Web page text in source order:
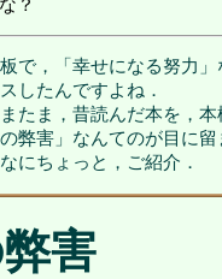
？
で，「幸せになる努力
したんですよね．
たま，昔読んだ本を，
の弊害」なんてのが目に
にちょっと，ご紹介．
害